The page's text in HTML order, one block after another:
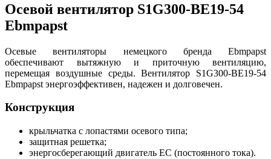
Осевой вентилятор S1G300-BE19-54
Ebmpapst
Осевые вентиляторы немецкого бренда Ebmpapst
обеспечивают вытяжную и приточную вентиляцию,
перемещая воздушные среды. Вентилятор S1G300-BE19-54
Ebmpapst энергоэффективен, надежен и долговечен.
Конструкция
крыльчатка с лопастями осевого типа;
защитная решетка;
энергосберегающий двигатель EC (постоянного тока).